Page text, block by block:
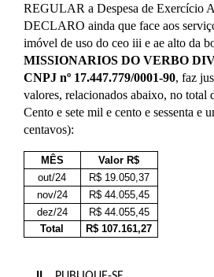
REGULAR a Despesa de Exercício
DECLARO ainda que face aos s
imóvel de uso do ceo iii e ae alto da
MISSIONARIOS DO VERBO
CNPJ nº 17.447.779/0001-90, faz
valores, relacionados abaixo, no total
Cento e sete mil e cento e sessenta e
centavos):
MÊS
Valor R$
out/24
R$ 19.050,37
nov/24
R$ 44.055,45
dez/24
R$ 44.055,45
Total
R$ 107.161,27